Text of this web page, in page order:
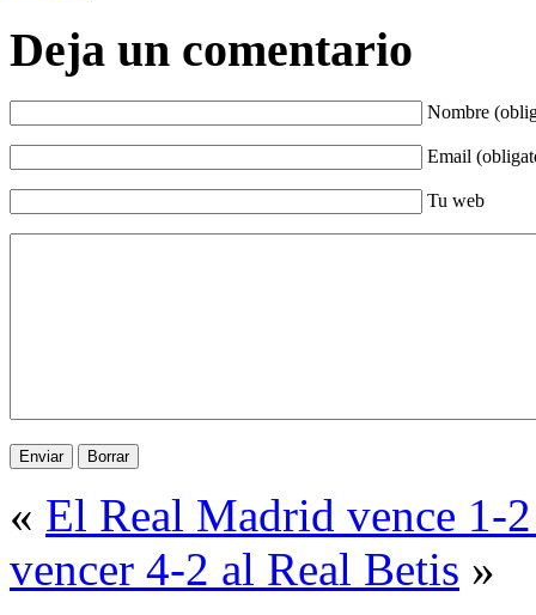
Deja un comentario
Nombre
Email
Tu web
« El Real Madrid vence 1-
vencer 4-2 al Real Betis »